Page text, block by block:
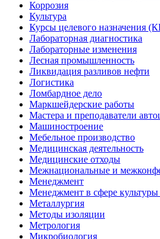
Коррозия
Культура
Курсы целевого назначения
Лабораторная диагностика
Лабораторные изменения
Лесная промышленность
Ликвидация разливов нефти
Логистика
Ломбардное дело
Маркшейдерские работы
Мастера и преподаватели
Машиностроение
Мебельное производство
Медицинская деятельность
Медицинские отходы
Межнациональные и
Менеджмент
Менеджмент в сфере культуры
Металлургия
Методы изоляции
Метрология
Микробиология